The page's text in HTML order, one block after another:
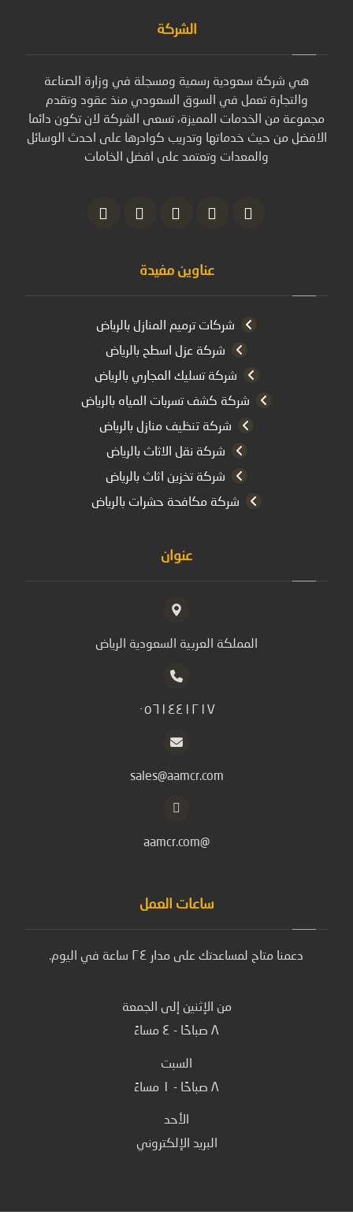
الشركة
هي شركة سعودية رسمية ومسجلة في وزارة الصناعة
والتجارة تعمل في السوق السعودي منذ عقود وتقدم
مجموعة من الخدمات المميزة، تسعى الشركة لان تكون دائما
الافضل من حيث خدماتها وتدريب كوادرها على احدث الوسائل
والمعدات وتعتمد على افضل الخامات
عناوين مفيدة
شركات ترميم المنازل بالرياض
شركة عزل اسطح بالرياض
شركة تسليك المجاري بالرياض
شركة كشف تسربات المياه بالرياض
شركة تنظيف منازل بالرياض
شركة نقل الاثاث بالرياض
شركة تخزين اثاث بالرياض
شركة مكافحة حشرات بالرياض
عنوان
المملكة العربية السعودية الرياض
٠٥٦١٤٤١٢١٧
sales@aamcr.com
@aamcr.com
ساعات العمل
دعمنا متاح لمساعدتك على مدار ٢٤ ساعة في اليوم.
من الإثنين إلى الجمعة
٨ صباحًا - ٤ مساءً
السبت
٨ صباحًا - ١ مساءً
الأحد
البريد الإلكتروني